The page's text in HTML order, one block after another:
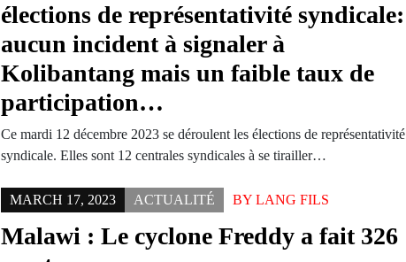
élections de représentativité syndicale:
aucun incident à signaler à
Kolibantang mais un faible taux de
participation…
Ce mardi 12 décembre 2023 se déroulent les élections de représentativité
syndicale. Elles sont 12 centrales syndicales à se tirailler…
MARCH 17, 2023 ACTUALITÉ BYLANG FILS
Malawi : Le cyclone Freddy a fait 326